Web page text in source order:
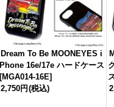
Dream To Be MOONEYES i
Phone 16e/17e ハードケース
[MGA014-16E]
2,750円 (税込)